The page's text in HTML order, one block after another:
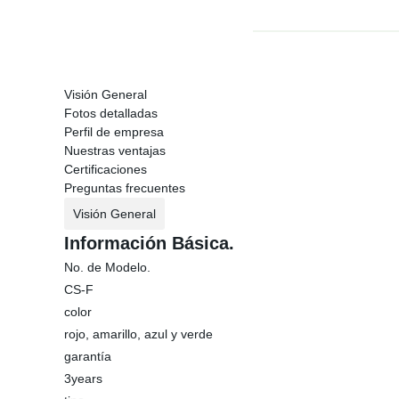
Visión General
Fotos detalladas
Perfil de empresa
Nuestras ventajas
Certificaciones
Preguntas frecuentes
Visión General
Información Básica.
No. de Modelo.
CS-F
color
rojo, amarillo, azul y verde
garantía
3years